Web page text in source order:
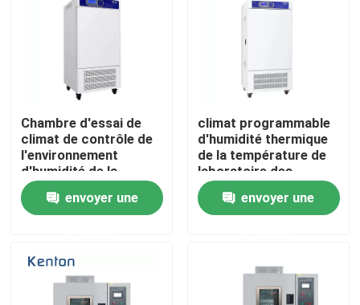
Four de séchage industriel
Incubateur thermostatique
Incubateur de refroidissement
Chambre climatique
Chambre d'essai de
climat de contrôle de
l'environnement
d'humidité de la
température de
chambres de l'essai
concernant
envoyer une
climat programmable
d'humidité thermique
de la température de
laboratoire des
chambres 0-65C
d'essai concernant
l'environnement de
envoyer une